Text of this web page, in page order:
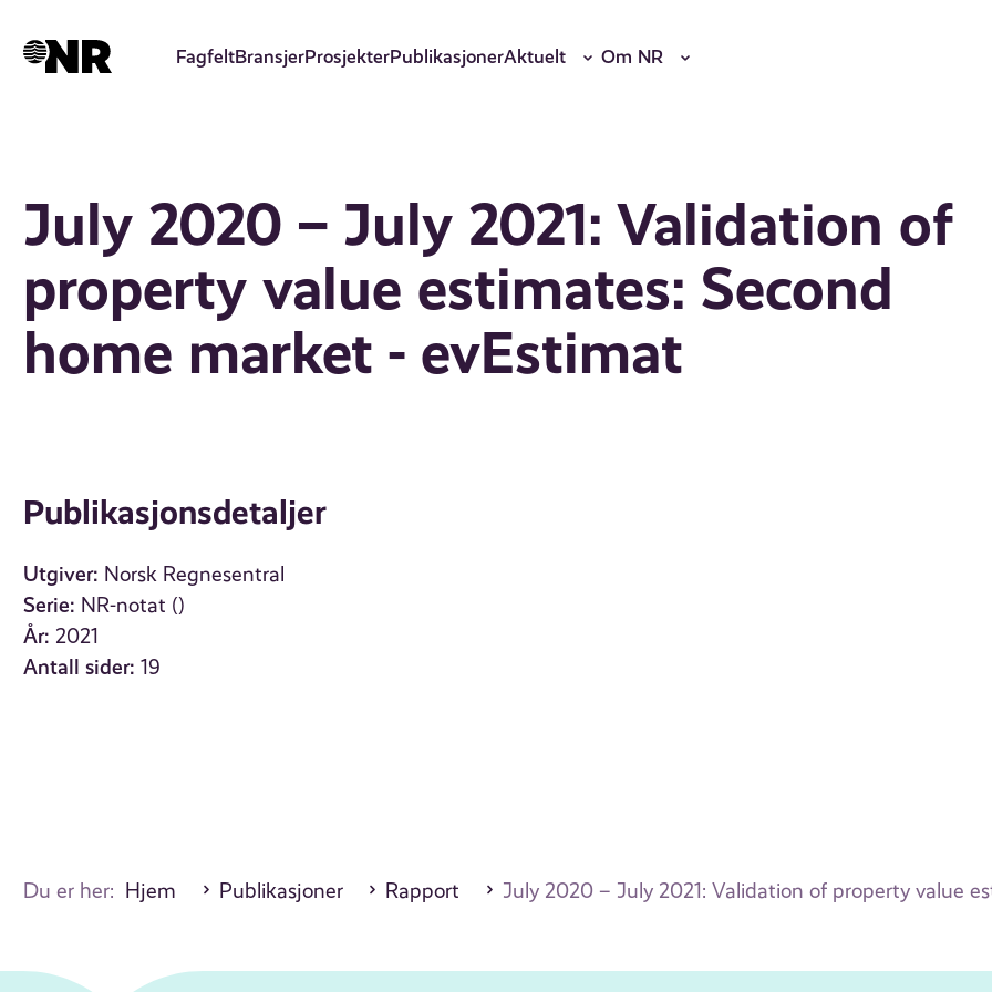
hovedinnhold
FagfeltBransjerProsjekterPublikasjonerAktuelt Om NR
July 2020 – July 2021: Validation of
property value estimates: Second
home market - evEstimat
Publikasjonsdetaljer
Utgiver: Norsk Regnesentral
Serie: NR-notat ()
År: 2021
Antall sider: 19
Du er her: Hjem Publikasjoner Rapport July 2020 – July 2021: Validation of property value